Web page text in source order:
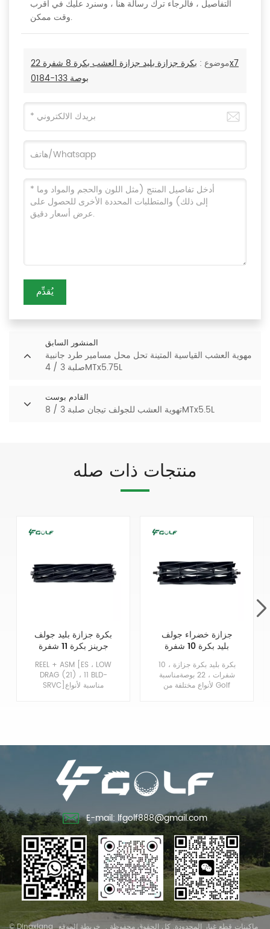
التفاصيل ، فالرجاء ترك رسالة هنا ، وسنرد عليك في أقرب
وقت ممكن.
موضوع :
بكرة جزازة بليد جزازة العشب بكرة 8 شفرة 22x7
بوصة 133-0184
يُقدِّم
المنشور السابق
مهوية العشب القياسية المتينة تحل محل مسامير طرد جانبية
صلبة 3 / 4MTx5.75L
القادم بوست
تهوية العشب للجولف تيجان صلبة 3 / 8MTx5.5L
منتجات ذات صله
بكرة جزازة بليد جولف
جرينز بكرة 11 شفرة
REEL + ASM [ES ، LOW
DRAG (21) ، 11 BLD-
SRVC]مناسبة لأنواع
جزازة خضراء جولف
بليد بكرة 10 شفرة
خارجية AMT2894
بكرة بليد بكرة جزازة ، 10
شفرات ، 22 بوصةمناسبة
لأنواع مختلفة من Golf
E-mail: lfgolf888@gmail.com